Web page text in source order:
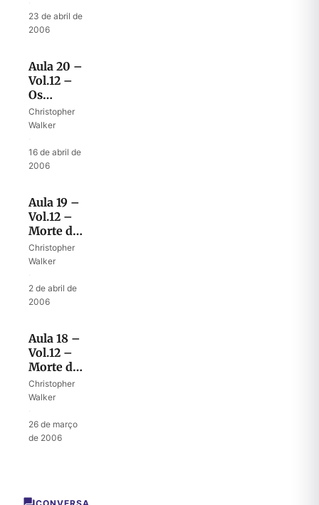
23 de abril de
2006
Aula 20 –
Vol.12 –
Os
valentes
de Davi
Christopher
Walker
16 de abril de
2006
Aula 19 –
Vol.12 –
Morte de
Is-Bosete
Christopher
Walker
2 de abril de
2006
Aula 18 –
Vol.12 –
Morte de
Abner
Christopher
Walker
26 de março
de 2006